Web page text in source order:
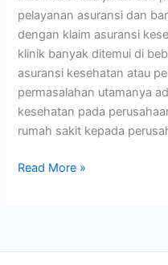
pelayanan asuransi dan
dengan klaim asuransi
klinik banyak ditemui di
asuransi kesehatan atau
permasalahan utamanya
kesehatan pada
rumah sakit kepada
Read More »